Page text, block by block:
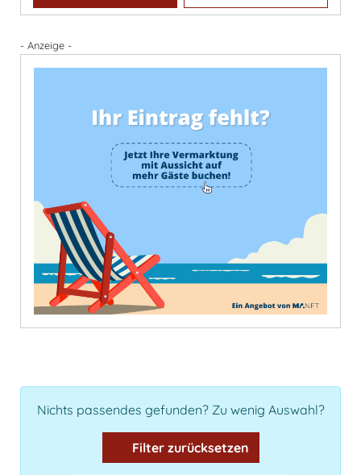
- Anzeige -
Nichts passendes gefunden? Zu wenig Auswahl?
Filter zurücksetzen